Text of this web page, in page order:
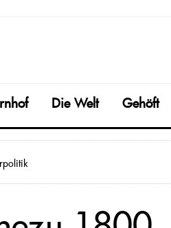
Die Welt Gehöft